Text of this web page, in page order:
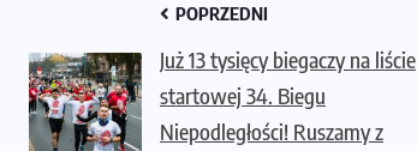
POPRZEDNI
Już 13 tysięcy biegaczy na liście
startowej 34. Biegu
Niepodległości! Ruszamy z